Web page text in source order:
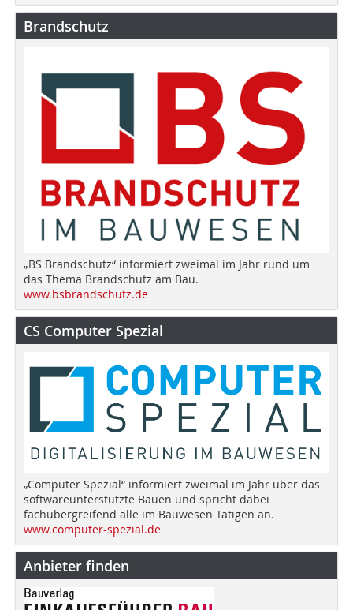
Brandschutz
„BS Brandschutz“ informiert zweimal im Jahr rund um
das Thema Brandschutz am Bau.
www.bsbrandschutz.de
CS Computer Spezial
„Computer Spezial“ informiert zweimal im Jahr über das
softwareunterstützte Bauen und spricht dabei
fachübergreifend alle im Bauwesen Tätigen an.
www.computer-spezial.de
Anbieter finden